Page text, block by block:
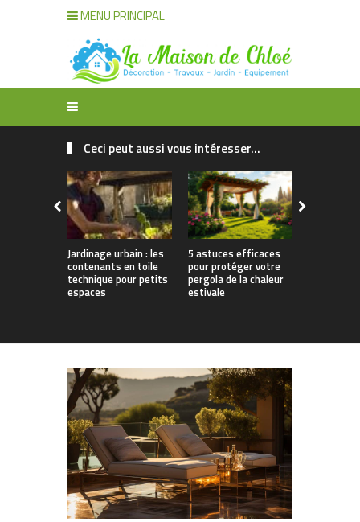
MENU PRINCIPAL
Ceci peut aussi vous intéresser...
Jardinage urbain : les
contenants en toile
technique pour petits
espaces
5 astuces efficaces
pour protéger votre
pergola de la chaleur
estivale